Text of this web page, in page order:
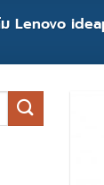
Lenovo